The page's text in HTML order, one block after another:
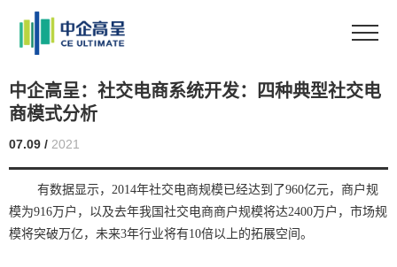
中企高呈：社交电商系统开发：四种典型社交电
商模式分析
07.09 / 2021
有数据显示，2014年社交电商规模已经达到了960亿元，商户规
模为916万户，以及去年我国社交电商商户规模将达2400万户，市场规
模将突破万亿，未来3年行业将有10倍以上的拓展空间。